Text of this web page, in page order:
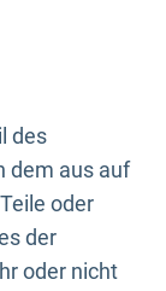
des
dem aus auf
oder
der
oder nicht